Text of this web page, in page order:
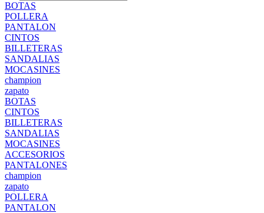
BOTAS
POLLERA
PANTALON
CINTOS
BILLETERAS
SANDALIAS
MOCASINES
champion
zapato
BOTAS
CINTOS
BILLETERAS
SANDALIAS
MOCASINES
ACCESORIOS
PANTALONES
champion
zapato
POLLERA
PANTALON